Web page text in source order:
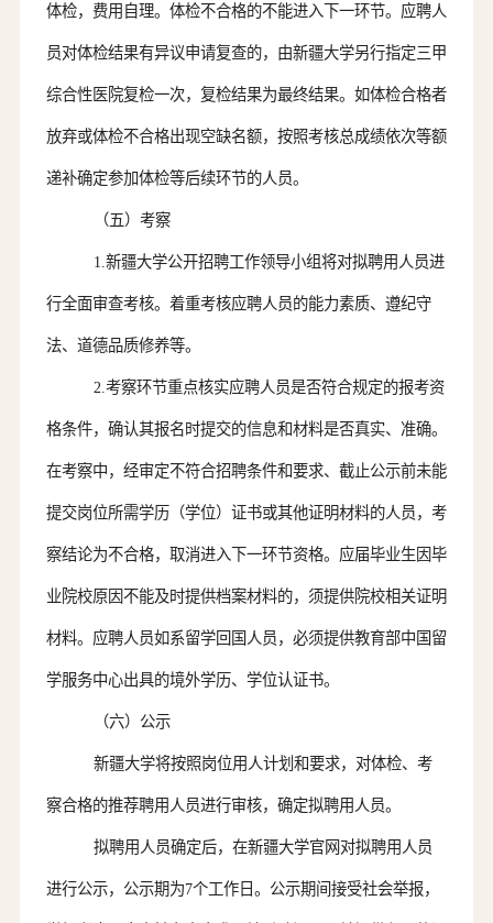
体检， 费用自理。体检不合格的不能进入下一环节。 应聘人
员对体检结果有异议申请复查的，由新疆大学另行指定三甲
综合性医院复检一次， 复检结果为最终结果。 如体检合格者
放弃或体检不合格出现空缺名额，按照考核总成绩依次等额
递补确定参加体检等后续环节的人员。
（五）考察
1.新疆大学公开招聘工作领导小组将对拟聘用人员进
行全面审查考核。着重考核应聘人员的能力素质、遵纪守
法、道德品质修养等。
2. 考察环节重点核实应聘人员是否符合规定的报考资
格条件，确认其报名时提交的信息和材料是否真实、准确。
在考察中，经审定不符合招聘条件和要求、截止公示前未能
提交岗位所需学历（学位）证书或其他证明材料的人员，考
察结论为不合格，取消进入下一环节资格。应届毕业生因毕
业院校原因不能及时提供档案材料的，须提供院校相关证明
材料。 应聘人员如系留学回国人员，必须提供教育部中国留
学服务中心出具的境外学历、学位认证书。
（六）公示
新疆大学将按照岗位用人计划和要求，对体检、考
察合格的推荐聘用人员进行审核，确定拟聘用人员。
拟聘用 人员确定后， 在新疆大学官网对拟聘用人员
进行公示，公示期为7个工作日。公示期间接受社会举报，